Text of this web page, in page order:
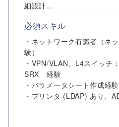
細設計...
必須スキル
・ネットワーク有識者（ネ
験）
・VPN/VLAN、L4スイッチ
SRX 経験
・パラメータシート作成経験
・プリンタ (LDAP) あり、